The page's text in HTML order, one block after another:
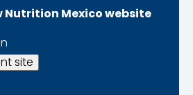
Nutrition Mexico website
site